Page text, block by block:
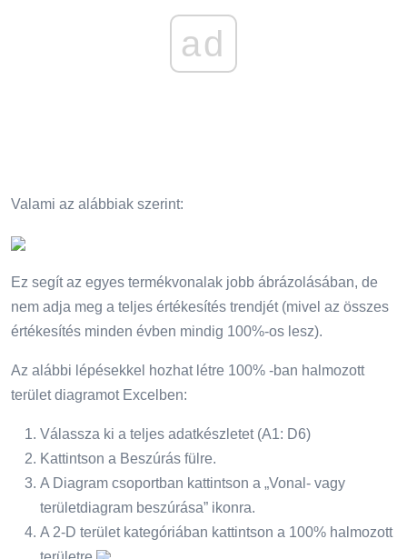
ad
Valami az alábbiak szerint:
Ez segít az egyes termékvonalak jobb ábrázolásában, de
nem adja meg a teljes értékesítés trendjét (mivel az összes
értékesítés minden évben mindig 100%-os lesz).
Az alábbi lépésekkel hozhat létre 100% -ban halmozott
terület diagramot Excelben:
Válassza ki a teljes adatkészletet (A1: D6)
Kattintson a Beszúrás fülre.
A Diagram csoportban kattintson a „Vonal- vagy
területdiagram beszúrása” ikonra.
A 2-D terület kategóriában kattintson a 100% halmozott